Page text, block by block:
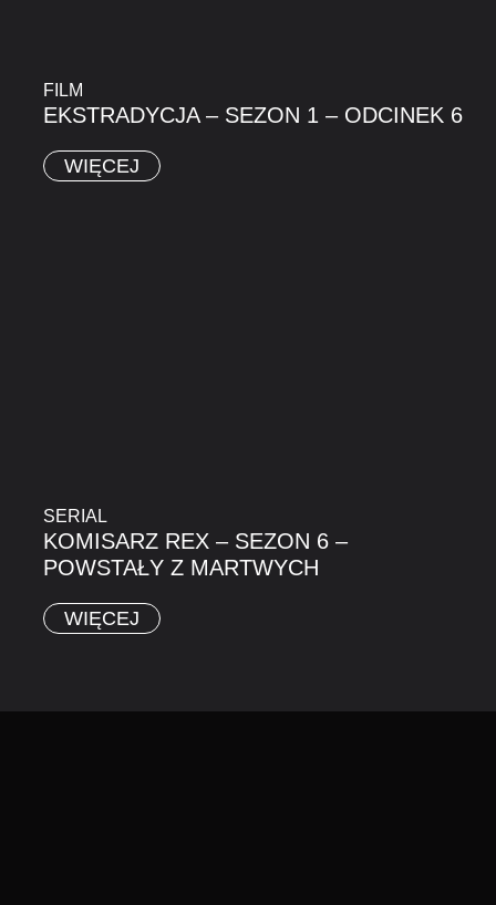
FILM
EKSTRADYCJA – SEZON 1 – ODCINEK 6
WIĘCEJ
SERIAL
KOMISARZ REX – SEZON 6 –
POWSTAŁY Z MARTWYCH
WIĘCEJ